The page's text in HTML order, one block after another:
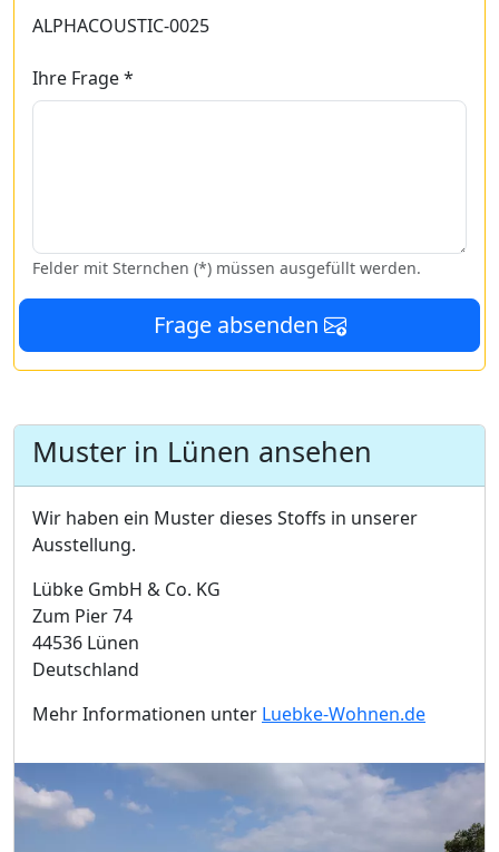
ALPHACOUSTIC-0025
Ihre Frage *
Felder mit Sternchen (*) müssen ausgefüllt werden.
Frage absenden
Muster in Lünen ansehen
Wir haben ein Muster dieses Stoffs in unserer
Ausstellung.
Lübke GmbH & Co. KG
Zum Pier 74
44536 Lünen
Deutschland
Mehr Informationen unter Luebke-Wohnen.de